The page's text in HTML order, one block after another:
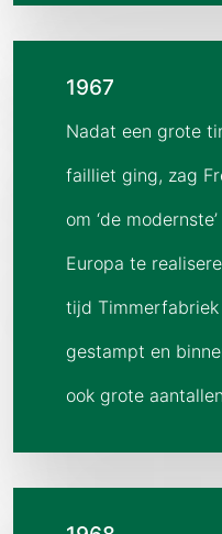
1967
Nadat een grote
failliet ging, zag
om ‘de
Europa te
tijd
gestampt en
ook grote